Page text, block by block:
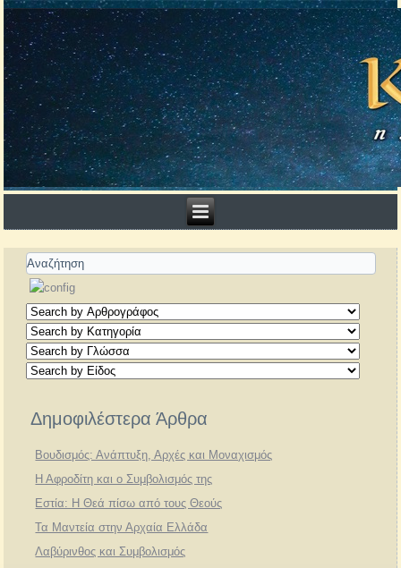
Δημοφιλέστερα Άρθρα
Βουδισμός: Ανάπτυξη, Αρχές και Μοναχισμός
Η Αφροδίτη και ο Συμβολισμός της
Εστία: Η Θεά πίσω από τους Θεούς
Τα Μαντεία στην Αρχαία Ελλάδα
Λαβύρινθος και Συμβολισμός